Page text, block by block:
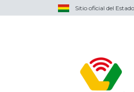
Sitio oficial del